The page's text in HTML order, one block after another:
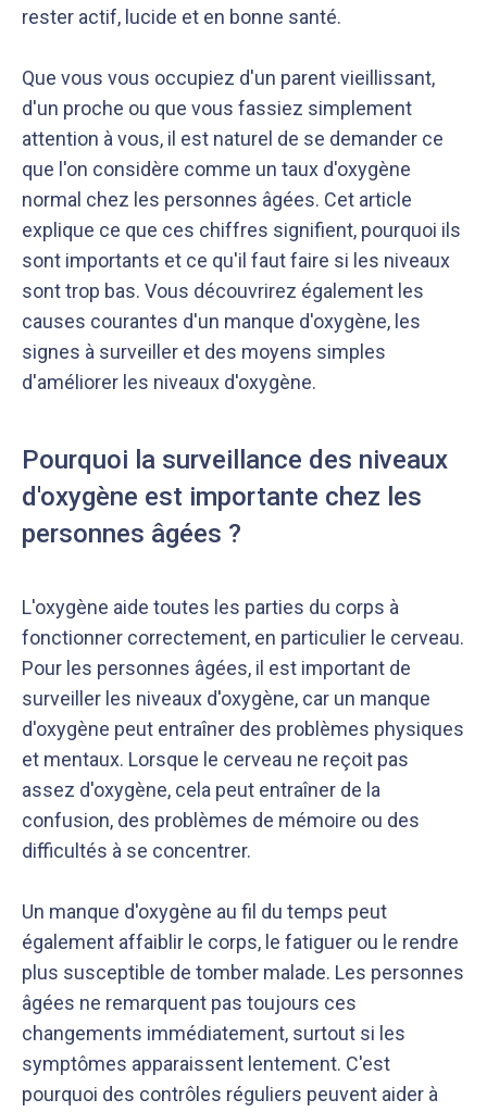
s’assurer de la précision des informations et de
la fiabilité des sources
qu’avec les dernières recommandations des
experts
rester actif, lucide et en bonne santé.
Que vous vous occupiez d'un parent vieillissant,
d'un proche ou que vous fassiez simplement
attention à vous, il est naturel de se demander ce
que l'on considère comme un taux d'oxygène
normal chez les personnes âgées. Cet article
explique ce que ces chiffres signifient, pourquoi ils
sont importants et ce qu'il faut faire si les niveaux
sont trop bas. Vous découvrirez également les
causes courantes d'un manque d'oxygène, les
signes à surveiller et des moyens simples
d'améliorer les niveaux d'oxygène.
Pourquoi la surveillance des niveaux
d'oxygène est importante chez les
personnes âgées ?
L'oxygène aide toutes les parties du corps à
fonctionner correctement, en particulier le cerveau.
Pour les personnes âgées, il est important de
surveiller les niveaux d'oxygène, car un manque
d'oxygène peut entraîner des problèmes physiques
et mentaux. Lorsque le cerveau ne reçoit pas
assez d'oxygène, cela peut entraîner de la
confusion, des problèmes de mémoire ou des
difficultés à se concentrer.
Un manque d'oxygène au fil du temps peut
également affaiblir le corps, le fatiguer ou le rendre
plus susceptible de tomber malade. Les personnes
âgées ne remarquent pas toujours ces
changements immédiatement, surtout si les
symptômes apparaissent lentement. C'est
pourquoi des contrôles réguliers peuvent aider à